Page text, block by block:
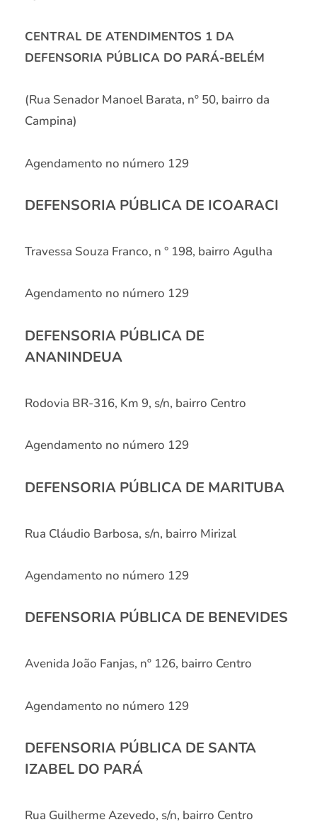
CENTRAL DE ATENDIMENTOS 1 DA
DEFENSORIA PÚBLICA DO PARÁ-BELÉM
(Rua Senador Manoel Barata, nº 50, bairro da
Campina)
Agendamento no número 129
DEFENSORIA PÚBLICA DE ICOARACI
Travessa Souza Franco, n ° 198, bairro Agulha
Agendamento no número 129
DEFENSORIA PÚBLICA DE
ANANINDEUA
Rodovia BR-316, Km 9, s/n, bairro Centro
Agendamento no número 129
DEFENSORIA PÚBLICA DE MARITUBA
Rua Cláudio Barbosa, s/n, bairro Mirizal
Agendamento no número 129
DEFENSORIA PÚBLICA DE BENEVIDES
Avenida João Fanjas, nº 126, bairro Centro
Agendamento no número 129
DEFENSORIA PÚBLICA DE SANTA
IZABEL DO PARÁ
Rua Guilherme Azevedo, s/n, bairro Centro